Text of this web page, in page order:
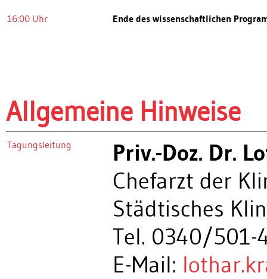
16:00 Uhr Ende des wissenschaftlichen
Allgemeine Hinweise
Tagungsleitung
Priv.-Doz. Dr.
Chefarzt der
Städtisches
Tel. 0340/501-
E-Mail: